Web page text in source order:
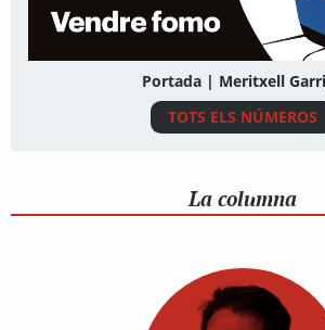
Portada | Meritxell
TOTS ELS NÚMEROS
La columna